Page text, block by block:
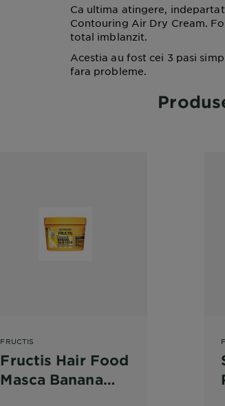
Ca ultima atingere,
Contouring Air Dry Cream.
total imblanzit.
Acestia au fost cei 3 pasi
fara probleme.
FRUCTIS
Fructis Hair Food
Masca Banana